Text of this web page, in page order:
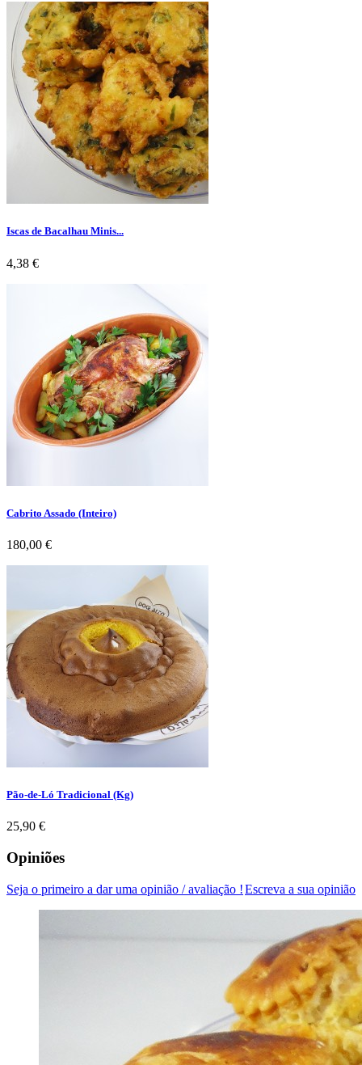
Iscas de Bacalhau Minis...
Preço
4,38 €
Cabrito Assado (Inteiro)
Preço
180,00 €
Pão-de-Ló Tradicional (Kg)
Preço
25,90 €
Opiniões
Escreva a sua opinião
Seja o primeiro a dar uma opinião / avaliação !